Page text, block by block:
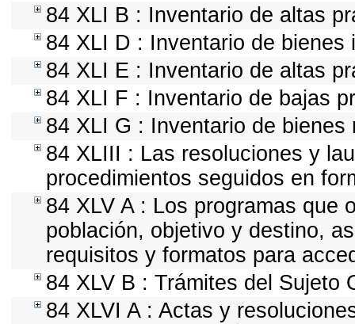
84 XLI B : Inventario de altas
84 XLI D : Inventario de bienes
84 XLI E : Inventario de altas
84 XLI F : Inventario de bajas
84 XLI G : Inventario de
84 XLIII : Las resoluciones y
procedimientos seguidos en
84 XLV A : Los programas que
población, objetivo y destino,
requisitos y formatos para
84 XLV B : Trámites del Sujeto
84 XLVI A : Actas y